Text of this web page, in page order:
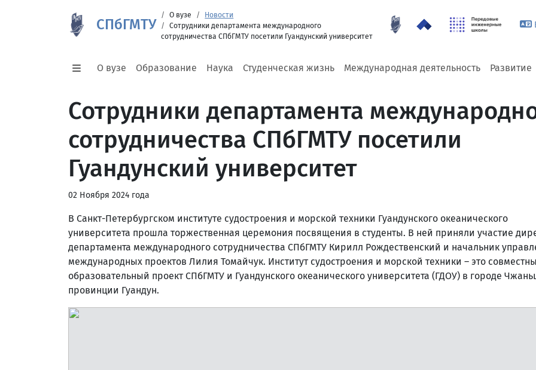
СПбГМТУ
О вузе
Новости
Сотрудники департамента международного
сотрудничества СПбГМТУ посетили Гуандунский университет
О вузе Образование Наука Студенческая жизнь Международная деятельность Развитие
Сотрудники департамента
сотрудничества СПбГМТУ посетили
Гуандунский университет
02 Ноября 2024 года
В Санкт-Петербургском институте судостроения и морской техники Гуандунского океанического
университета прошла торжественная церемония посвящения в студенты. В ней приняли участие
департамента международного сотрудничества СПбГМТУ Кирилл Рождественский и начальник
международных проектов Лилия Томайчук. Институт судостроения и морской техники – это
образовательный проект СПбГМТУ и Гуандунского океанического университета (ГДОУ) в городе
провинции Гуандун.